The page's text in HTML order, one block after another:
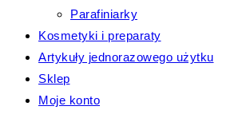
Parafiniarky
Kosmetyki i preparaty
Artykuły jednorazowego użytku
Sklep
Moje konto